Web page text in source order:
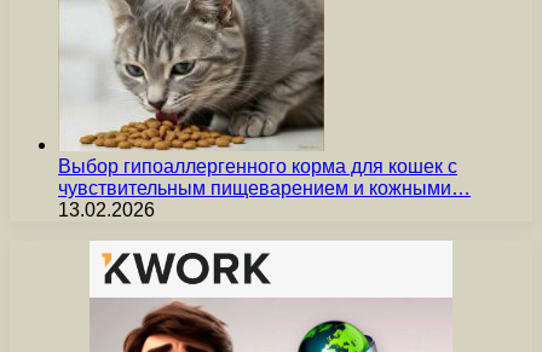
Выбор гипоаллергенного корма для кошек с
чувствительным пищеварением и кожными…
13.02.2026